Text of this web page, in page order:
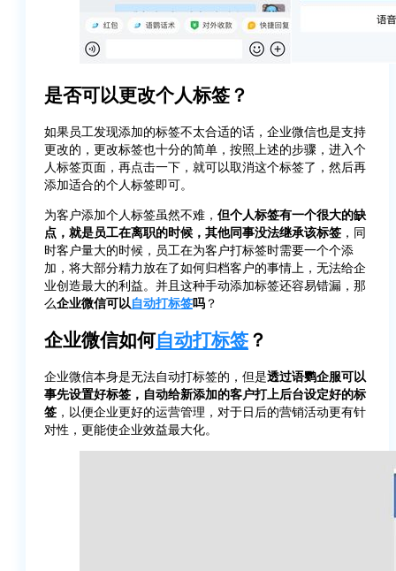
是否可以更改个人标签？
如果员工发现添加的标签不太合适的话，企业微信也是支持
更改的，更改标签也十分的简单，按照上述的步骤，进入个
人标签页面，再点击一下，就可以取消这个标签了，然后再
添加适合的个人标签即可。
为客户添加个人标签虽然不难， 但个人标签有一个很大的缺
点，就是员工在离职的时候，其他同事没法继承该标签 ，同
时客户量大的时候，员工在为客户打标签时需要一个个添
加，将大部分精力放在了如何归档客户的事情上，无法给企
业创造最大的利益。并且这种手动添加标签还容易错漏，那
么企业微信可以自动打标签吗 ？
企业微信如何自动打标签？
企业微信本身是无法自动打标签的，但是透过语鹦企服可以
事先设置好标签，自动给新添加的客户打上后台设定好的标
签 ，以便企业更好的运营管理，对于日后的营销活动更有针
对性，更能使企业效益最大化。